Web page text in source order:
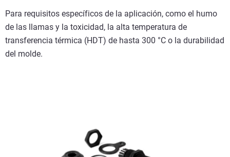
Para requisitos específicos de la aplicación, como el humo
de las llamas y la toxicidad, la alta temperatura de
transferencia térmica (HDT) de hasta 300 °C o la durabilidad
del molde.